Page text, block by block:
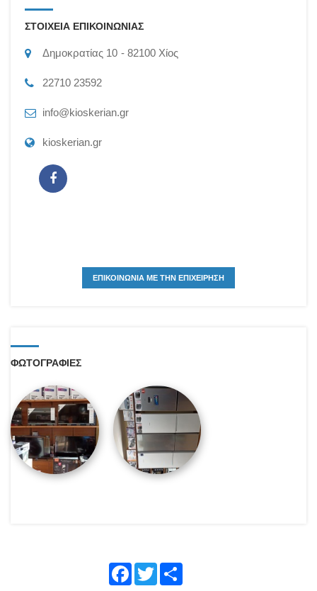
ΣΤΟΙΧΕΙΑ ΕΠΙΚΟΙΝΩΝΙΑΣ
Δημοκρατίας 10 82100 Χίος
22710 23592
info@kioskerian.gr
kioskerian.gr
ΕΠΙΚΟΙΝΩΝΙΑ ΜΕ ΤΗΝ ΕΠΙΧΕΙΡΗΣΗ
ΦΩΤΟΓΡΑΦΙΕΣ
Face Twitte